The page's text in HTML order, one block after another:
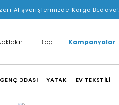
Alışverişlerinizde Kargo Bedava!
Blog Kampanyalar
GENÇ ODASI YATAK EV TEKSTİLİ